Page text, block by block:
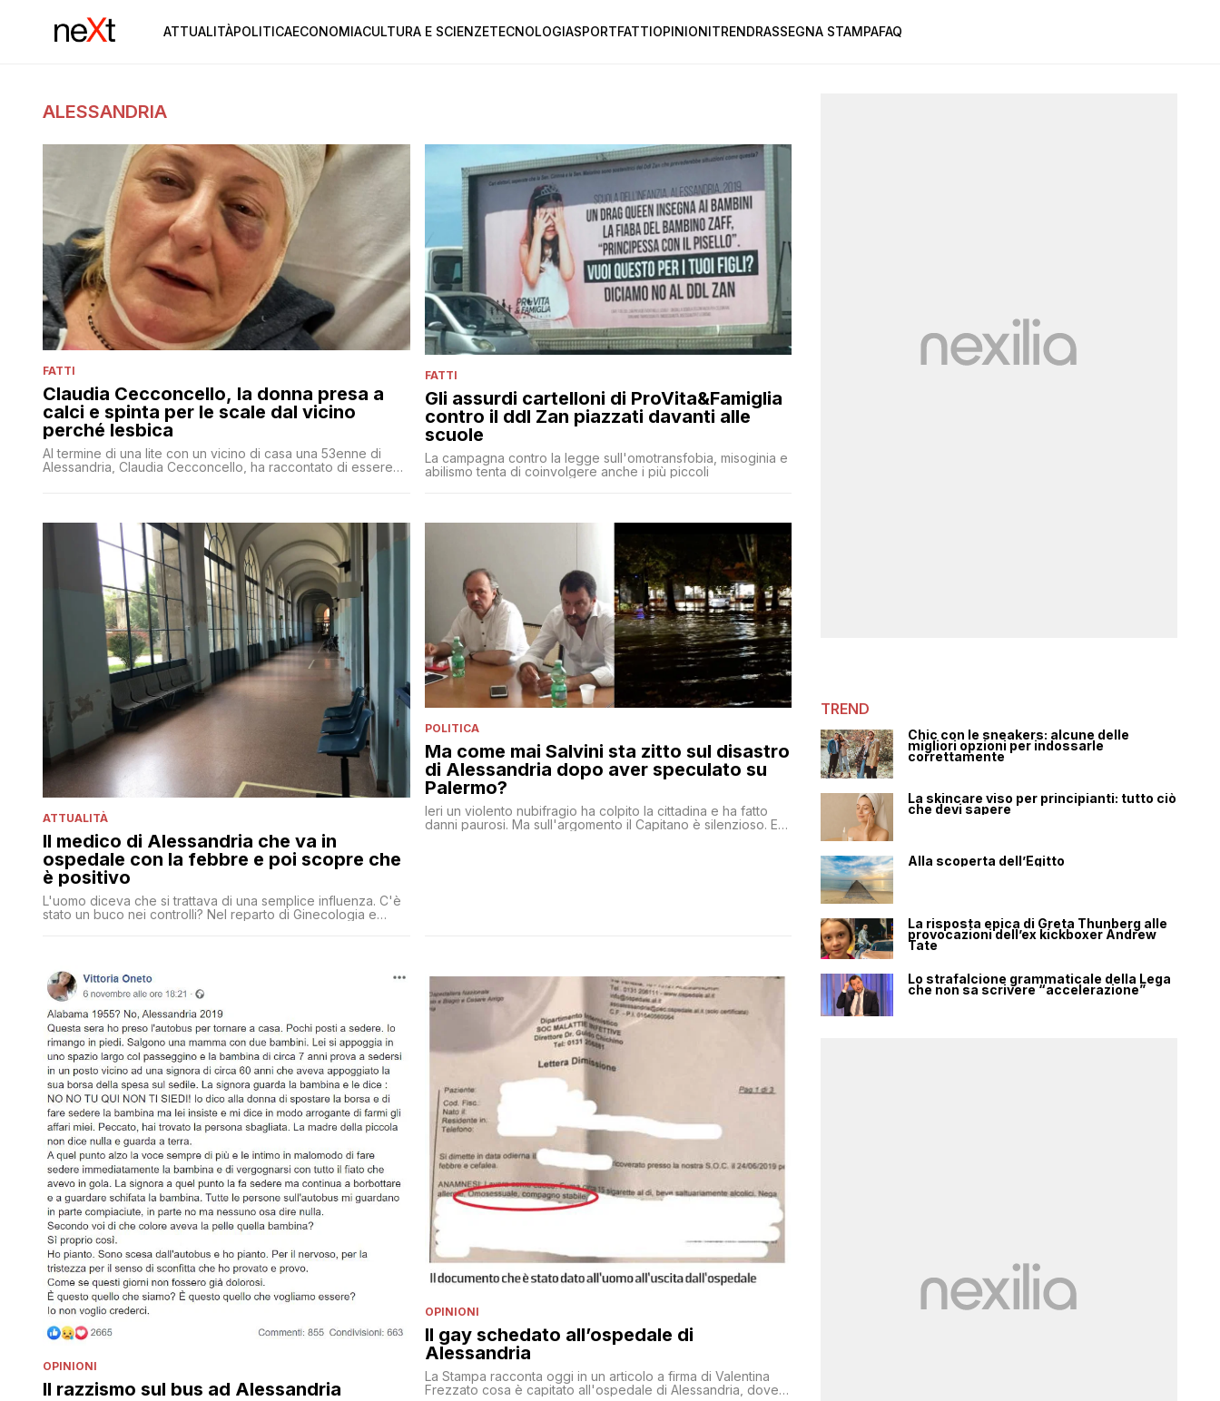
ATTUALITÀPOLITICAECONOMIACULTURA E SCIENZETECNOLOGIASPORTFATTIOPINIONITRENDRASSEGNA STAMPAFAQ
ALESSANDRIA
FATTI
Claudia Cecconcello, la donna presa a
calci e spinta per le scale dal vicino
perché lesbica
Al termine di una lite con un vicino di casa una 53enne di
Alessandria, Claudia Cecconcello, ha raccontato di essere
FATTI
Gli assurdi cartelloni di ProVita&Famiglia
contro il ddl Zan piazzati davanti alle
scuole
La campagna contro la legge sull'omotransfobia, misoginia e
abilismo tenta di coinvolgere anche i più piccoli
ATTUALITÀ
Il medico di Alessandria che va in
ospedale con la febbre e poi scopre che
è positivo
L'uomo diceva che si trattava di una semplice influenza. C'è
stato un buco nei controlli? Nel reparto di Ginecologia e
POLITICA
Ma come mai Salvini sta zitto sul disastro
di Alessandria dopo aver speculato su
Palermo?
Ieri un violento nubifragio ha colpito la cittadina e ha fatto
danni paurosi. Ma sull'argomento il Capitano è silenzioso. E
OPINIONI
Il razzismo sul bus ad Alessandria
OPINIONI
Il gay schedato all’ospedale di
Alessandria
La Stampa racconta oggi in un articolo a firma di Valentina
Frezzato cosa è capitato all'ospedale di Alessandria, dove
TREND
Chic con le sneakers: alcune delle
migliori opzioni per indossarle
correttamente
La skincare viso per principianti: tutto ciò
che devi sapere
Alla scoperta dell’Egitto
La risposta epica di Greta Thunberg alle
provocazioni dell’ex kickboxer Andrew
Tate
Lo strafalcione grammaticale della Lega
che non sa scrivere “accelerazione”